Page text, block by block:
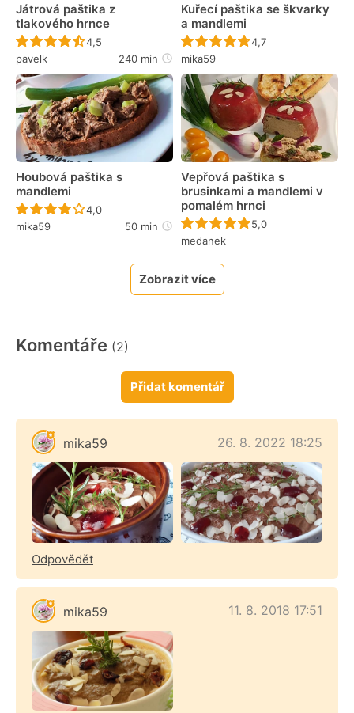
Játrová paštika z
tlakového hrnce
Recept ještě nebyl hodnocen
4,5
pavelk
240 min
Kuřecí paštika se škvarky
a mandlemi
Recept ještě nebyl
4,7
mika59
Houbová paštika s
mandlemi
Recept ještě nebyl hodnocen
4,0
mika59
50 min
Vepřová paštika s
brusinkami a mandlemi v
pomalém hrnci
Recept ještě nebyl
5,0
medanek
Zobrazit více
Komentáře (2)
Přidat komentář
mika59 26. 8. 2022 18:25
Odpovědět
mika59 11. 8. 2018 17:51